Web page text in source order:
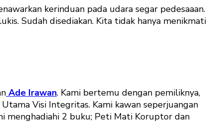
kerinduan pada udara segar pedesaaan.
Sudah disediakan. Kita tidak hanya menikmati
Ade Irawan. Kami bertemu dengan pemiliknya,
Visi Integritas. Kami kawan seperjuangan
menghadiahi 2 buku; Peti Mati Koruptor dan